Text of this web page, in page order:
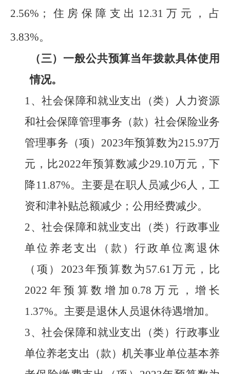
2.56% ；住房保障支出 12.31 万元，占
3.83%。
（三） 一般公共预算当年拨款具体使用
情况。
1、社会保障和就业支出（类）人力资源
和社会保障管理事务（款）社会保险业务
管理事务（项） 2023年预算数为215.97万
元，比2022年预算数减少29.10万元，下
降11.87%。主要是在职人员减少6 人，工
资和津补贴总额减少 ；公用经费减少。
2、社会保障和就业支出（类）行政事业
单位养老支出（款）行政单位离退休
（项） 2023年预算数为 57.61万元，比
2022 年预算数增加0.78 万元，增长
1.37%。主要是退休人员退休待遇增加。
3、社会保障和就业支出（类）行政事业
单位养老支出（款）机关事业单位基本养